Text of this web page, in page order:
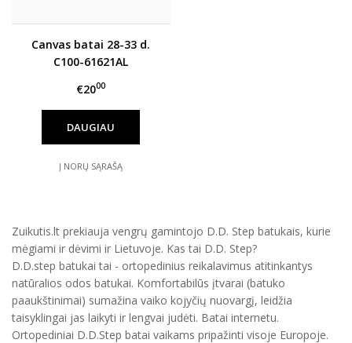
Canvas batai 28-33 d.
C100-61621AL
€2000
DAUGIAU
Į NORŲ SĄRAŠĄ
Zuikutis.lt prekiauja vengrų gamintojo D.D. Step batukais, kurie
mėgiami ir dėvimi ir Lietuvoje. Kas tai D.D. Step?
D.D.step batukai tai - ortopedinius reikalavimus atitinkantys
natūralios odos batukai. Komfortabilūs įtvarai (batuko
paaukštinimai) sumažina vaiko kojyčių nuovargį, leidžia
taisyklingai jas laikyti ir lengvai judėti. Batai internetu.
Ortopediniai D.D.Step batai vaikams pripažinti visoje Europoje.